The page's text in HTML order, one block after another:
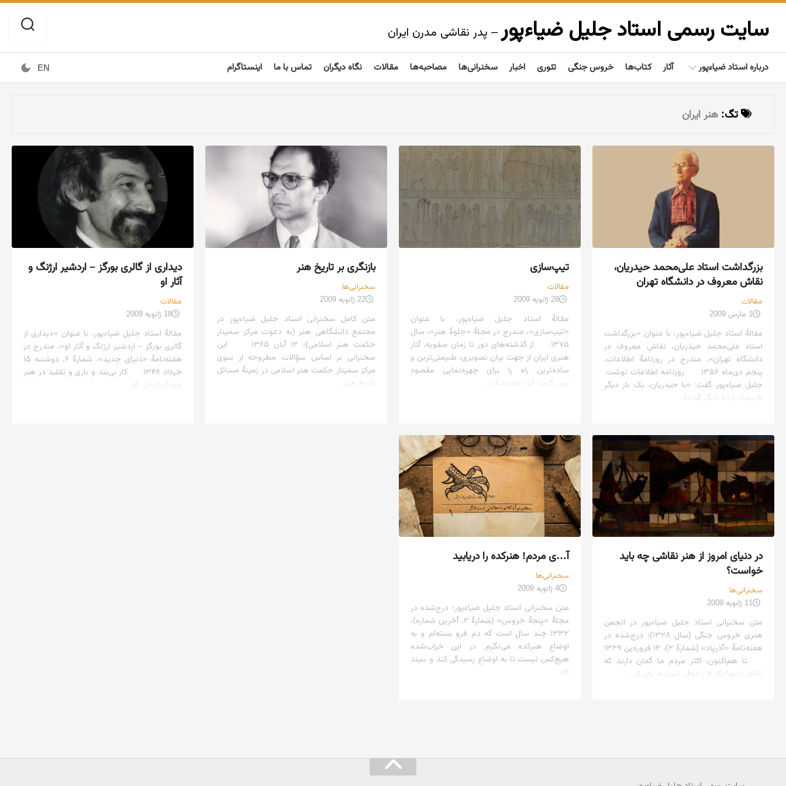
Skip
contentسایت رسمی استاد جلیل ضیاءپور – پدر نقاشی مدرن ایران
درباره استاد ضیاءپور آثار کتاب‌ها خروس جنگی تئوری اخبار سخنرانی‌ها مصاحبه‌ها مقالات نگاه دیگران تماس با ما اینستاگرام EN
تگ: هنر ایران
بزرگداشت استاد علی‌محمد حیدریان،
نقاش معروف در دانشگاه تهران
مقالات
1 مارس 2009
مقالهٔ استاد جلیل ضیاءپور، با عنوان «بزرگداشت
استاد علی‌محمد حیدریان، نقاش معروف در
دانشگاه تهران»، مندرج در روزنامهٔ اطلاعات،
پنجم دی‌ماه ۱۳۵۶. روزنامه اطلاعات نوشت:
جلیل ضیاءپور گفت: «با حیدریان، یک بار دیگر
طبیعت را (به دیگر گونه)...
تیپ‌سازی
مقالات
28 ژانویه 2009
مقالهٔ استاد جلیل ضیاءپور، با عنوان
«تیپ‌سازی»، مندرج در مجلهٔ «جلوهٔ هنر»، سال
۱۳۷۵. از گذشته‌های دور تا زمان صفویه، آثار
هنری ایران از جهت بیان تصویری، طبیعتی‌ترین و
ساده‌ترین راه را برای چهره‌نمایی مقصود
برمی‌گزید. این چهره‌سازی...
بازنگری بر تاریخ هنر
سخنرانی‌ها
22 ژانویه 2009
متن کامل سخنرانی استاد جلیل ضیاءپور در
مجتمع دانشگاهی هنر (به دعوت مرکز سمینار
حکمت هنر اسلامی)؛ ۱۲ آبان ۱۳۶۵ این
سخنرانی بر اساس سؤالات مطروحه از سوی
مرکز سمینار حکمت هنر اسلامی در زمینهٔ مسائل
تاریخ هنر...
دیداری از گالری بورگز – اردشیر ارژنگ و
آثار او
مقالات
18 ژانویه 2009
مقالهٔ استاد جلیل ضیاءپور، با عنوان «دیداری از
گالری بورگز – اردشیر ارژنگ و آثار او»، مندرج در
هفته‌نامهٔ «دنیای جدید»، شمارهٔ ۶، دوشنبه ۱۵
خرداد ۱۳۴۶. کار بی‌بند و باری و تقلید در هنر
جویان ایرانی که...
در دنیای امروز از هنر نقاشی چه باید
خواست؟
سخنرانی‌ها
11 ژانویه 2009
متن سخنرانی استاد جلیل ضیاءپور در انجمن
هنری خروس جنگی (سال ۱۳۲۸)؛ درج‌شده در
هفته‌نامهٔ «آذرپاد» (شمارهٔ ۲)، ۱۲ فروردین ۱۳۲۹
تا هم‌اکنون، اکثر مردم ما گمان دارند که
نقاشی تنها یک فن ذوقی است و برای این...
آ…ی مردم! هنرکده را دریابید
سخنرانی‌ها
4 ژانویه 2009
متن سخنرانی استاد جلیل ضیاءپور؛ درج‌شده در
مجلهٔ «پنجهٔ خروس» (شمارهٔ ۲، آخرین شماره)،
۱۳۳۲ چند سال است که دم فرو بسته‌ام و به
اوضاع هنرکده می‌نگرم. در این خراب‌شده
هیچ‌کس نیست تا به اوضاع رسیدگی کند و ببیند
که...